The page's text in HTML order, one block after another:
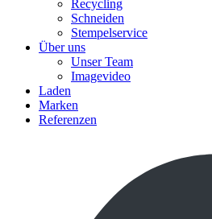
Recycling
Schneiden
Stempelservice
Über uns
Unser Team
Imagevideo
Laden
Marken
Referenzen